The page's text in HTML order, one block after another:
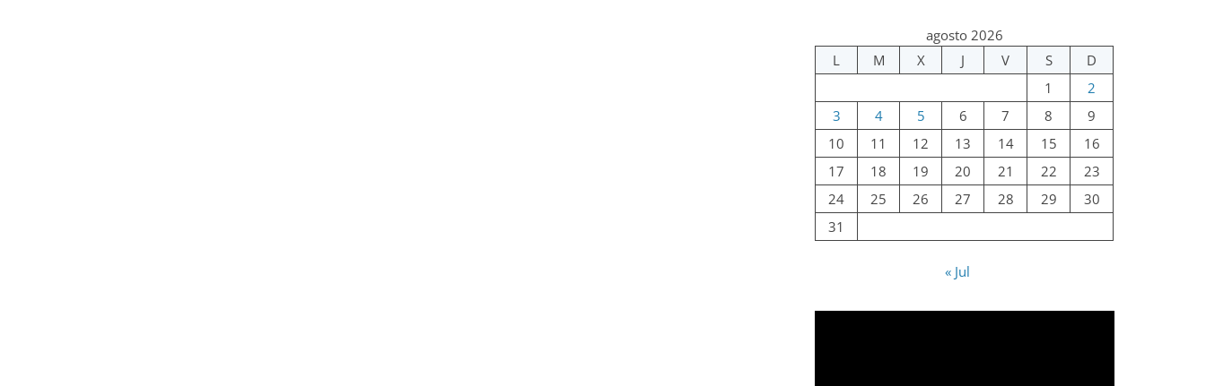
agosto 2026
L
M X J V S
D
1
2
3
4 5 6 7 8
9
10
11 12 13 14 15
16
17
18 19 20 21 22
23
24
25 26 27 28 29
30
31
« Jul